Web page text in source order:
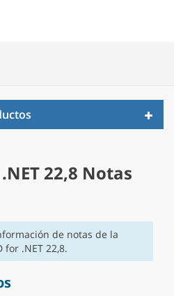
22,8 Notas
de notas de la
for .NET 22,8.